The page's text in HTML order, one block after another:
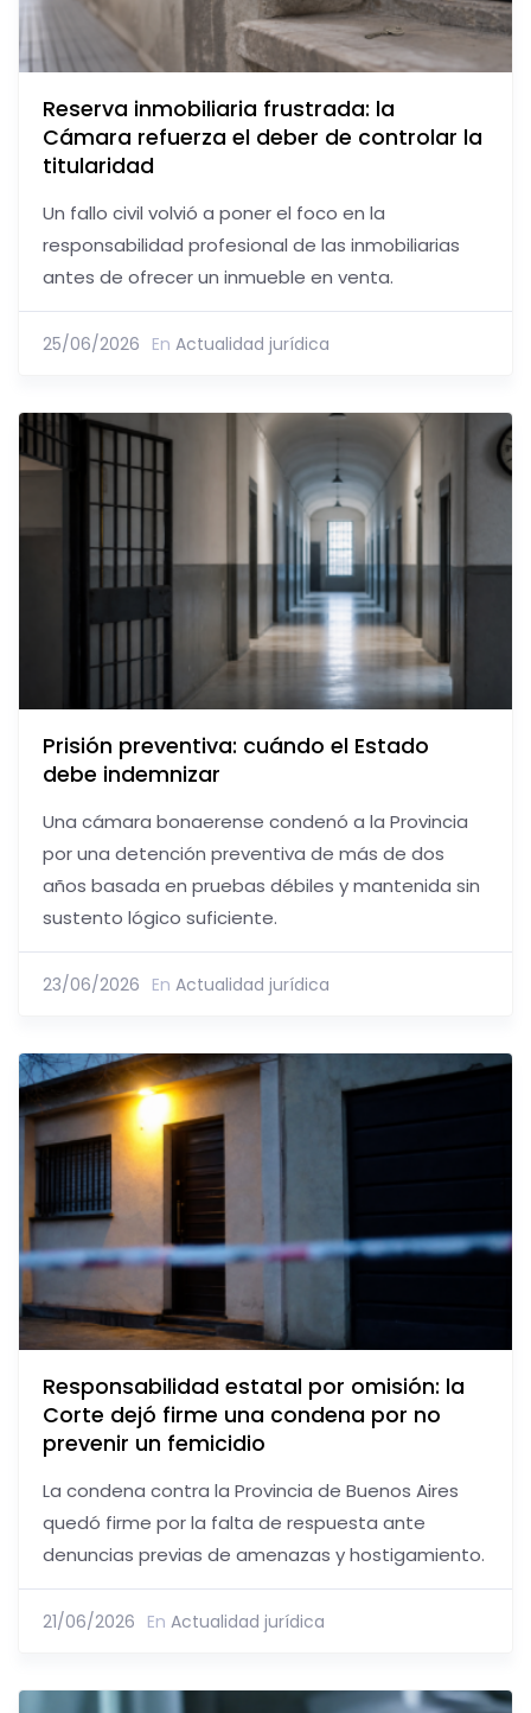
Reserva inmobiliaria frustrada: la
Cámara refuerza el deber de controlar la
titularidad
Un fallo civil volvió a poner el foco en la
responsabilidad profesional de las inmobiliarias
antes de ofrecer un inmueble en venta.
25/06/2026 En Actualidad jurídica
Prisión preventiva: cuándo el Estado
debe indemnizar
Una cámara bonaerense condenó a la Provincia
por una detención preventiva de más de dos
años basada en pruebas débiles y mantenida sin
sustento lógico suficiente.
23/06/2026 En Actualidad jurídica
Responsabilidad estatal por omisión: la
Corte dejó firme una condena por no
prevenir un femicidio
La condena contra la Provincia de Buenos Aires
quedó firme por la falta de respuesta ante
denuncias previas de amenazas y hostigamiento.
21/06/2026 En Actualidad jurídica